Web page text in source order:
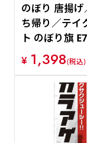
のぼり 唐揚
ち帰り／テイ
ト のぼり旗
¥ 1,398(税込)